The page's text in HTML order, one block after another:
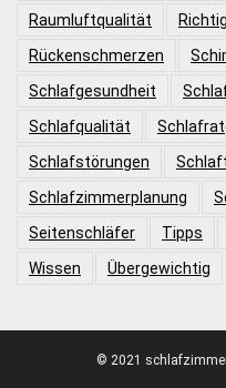
Raumluftqualität
Rückenschmerzen
Schlafgesundheit
Schlafqualität
Schlafstörungen
Schlafzimmerplanung
Seitenschläfer
Tipps
Wissen
Übergewichtig
© 2021